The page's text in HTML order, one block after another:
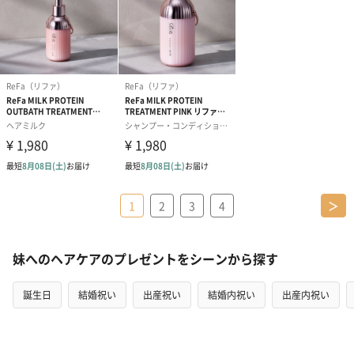
1 2 3 4 ＞
妹へのヘアケアのプレゼントをシーンから探す
誕生日 結婚祝い 出産祝い 結婚内祝い 出産内祝い